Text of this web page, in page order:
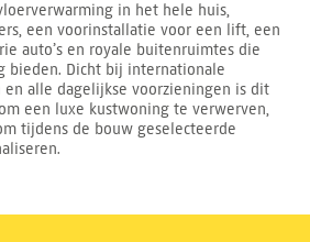
in het hele huis,
een voorinstallatie voor een lift, een
auto’s en royale buitenruimtes die
bieden. Dicht bij internationale
en alle dagelijkse voorzieningen is dit
een luxe kustwoning te verwerven,
tijdens de bouw geselecteerde